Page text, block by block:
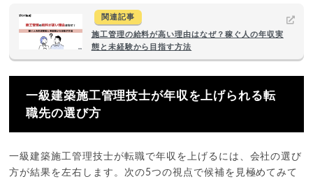
関連記事
施工管理の給料が高い理由はなぜ？稼ぐ人の年収実
態と未経験から目指す方法
一級建築施工管理技士が年収を上げられる転
職先の選び方
一級建築施工管理技士が転職で年収を上げるには、会社の選び
方が結果を左右します。次の5つの視点で候補を見極めてみて